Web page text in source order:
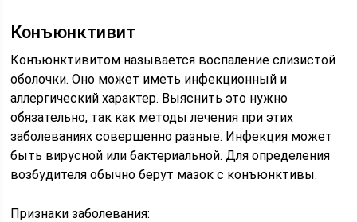
Конъюнктивит
Конъюнктивитом называется воспаление слизистой
оболочки. Оно может иметь инфекционный и
аллергический характер. Выяснить это нужно
обязательно, так как методы лечения при этих
заболеваниях совершенно разные. Инфекция может
быть вирусной или бактериальной. Для определения
возбудителя обычно берут мазок с конъюнктивы.
Признаки заболевания: